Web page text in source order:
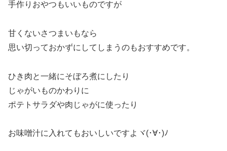
手作りおやつもいいものですが
甘くないさつまいもなら
思い切っておかずにしてしまうのもおすすめです。
ひき肉と一緒にそぼろ煮にしたり
じゃがいものかわりに
ポテトサラダや肉じゃがに使ったり
お味噌汁に入れてもおいしいですよヾ(･∀･)ﾉ